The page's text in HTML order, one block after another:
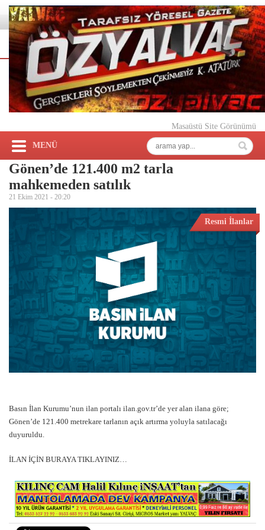
Masaüstü Site Görünümü
MENÜ
Gönen’de 121.400 m2 tarla
mahkemeden satılık
21 Ekim 2021 - 20:20
Resmi İlanlar
Basın İlan Kurumu’nun ilan portalı ilan.gov.tr’de yer alan ilana göre;
Gönen’de 121.400 metrekare tarlanın açık artırma yoluyla satılacağı
duyuruldu.
İLAN İÇİN BURAYA TIKLAYINIZ…